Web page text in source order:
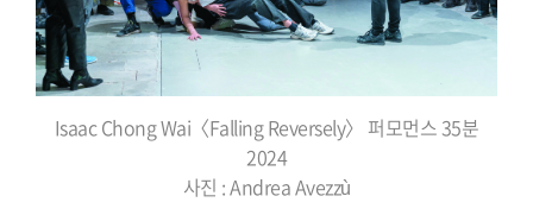
Isaac Chong Wai〈Falling Reversely〉 퍼모먼스 35분
2024
사진 : Andrea Avezzù